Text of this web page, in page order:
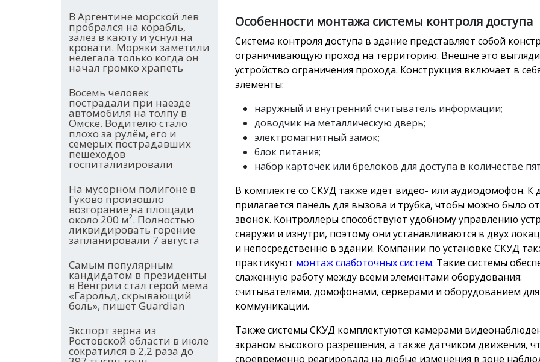
В Аргентине морской лев
пробрался на корабль,
залез в каюту и уснул на
кровати. Моряки заметили
нелегала только когда он
начал громко храпеть
Восемь человек
пострадали при наезде
автомобиля на толпу в
Омске. Водителю стало
плохо за рулём, его и
семерых пострадавших
пешеходов
госпитализировали
На мусорном полигоне в
Гуково произошло
возгорание на площади
около 200 м². Полностью
ликвидировать горение
запланировали 7 августа
Самым популярным
кандидатом в президенты
в Венгрии стал герой мема
«Гарольд, скрывающий
боль», пишет Guardian
Экспорт зерна из
Ростовской области в июле
сократился в 2,2 раза до
Особенности монтажа системы контроля доступа
Система контроля доступа в здание представляет собой
ограничивающую проход на территорию. Внешне это
устройство ограничения прохода. Конструкция включает в
элементы:
наружный и внутренний считыватель информации;
доводчик на металлическую дверь;
электромагнитный замок;
блок питания;
набор карточек или брелоков для доступа в количестве
В комплекте со СКУД также идёт видео- или аудиодомофон. К
прилагается панель для вызова и трубка, чтобы можно было
звонок. Контроллеры способствуют удобному управлению
снаружи и изнутри, поэтому они устанавливаются в двух
и непосредственно в здании. Компании по установке СКУД
практикуют монтаж слаботочных систем. Такие системы
слаженную работу между всеми элементами оборудования:
считывателями, домофонами, серверами и оборудованием для
коммуникации.
Также системы СКУД комплектуются камерами
экраном высокого разрешения, а также датчиком движения,
своевременно реагировала на любые изменения в зоне